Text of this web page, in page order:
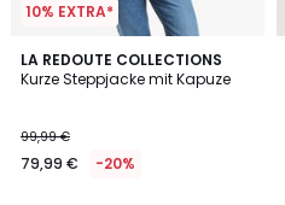
10% EXTRA*
LA REDOUTE COLLECTIONS
Kurze Steppjacke mit Kapuze
99,99 €
79,99 € -20%
4,5
/ 5